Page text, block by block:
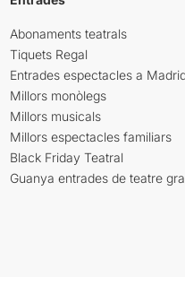
Abonaments teatrals
Tiquets Regal
Entrades espectacles a
Millors monòlegs
Millors musicals
Millors espectacles familiars
Black Friday Teatral
Guanya entrades de teatre